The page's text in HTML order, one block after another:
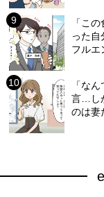
「こ
った
フルエ
「な
言…し
のは妻